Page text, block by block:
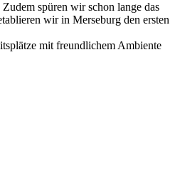
spüren wir schon lange das
wir in Merseburg den ersten
mit freundlichem Ambiente